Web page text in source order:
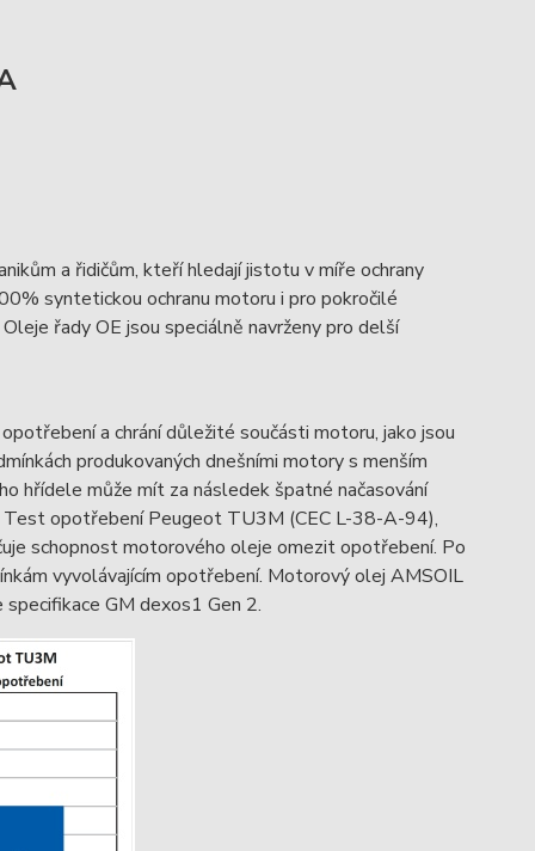
a řidičům, kteří hledají jistotu v míře ochrany
syntetickou ochranu motoru i pro pokročilé
řady OE jsou speciálně navrženy pro delší
a chrání důležité součásti motoru, jako jsou
produkovaných dnešními motory s menším
hřídele může mít za následek špatné načasování
Test opotřebení Peugeot TU3M (CEC L-38-A-94),
schopnost motorového oleje omezit opotřebení. Po
vyvolávajícím opotřebení. Motorový olej AMSOIL
specifikace GM dexos1 Gen 2.